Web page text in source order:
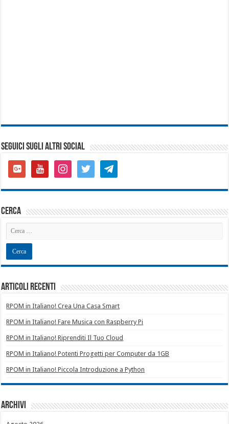
SEGUICI SUGLI ALTRI SOCIAL
google-
plus-
youtube instagramtwitter telegram
cerca
Articoli recenti
RPOM in Italiano! Crea Una Casa Smart
RPOM in Italiano! Fare Musica con Raspberry Pi
RPOM in Italiano! Riprenditi Il Tuo Cloud
RPOM in Italiano! Potenti Progetti per Computer da 1GB
RPOM in Italiano! Piccola Introduzione a Python
Archivi